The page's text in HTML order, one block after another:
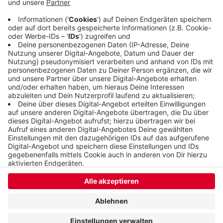
Sachschaden liegt bei rund 4000 Euro.
Veröffentlicht:Donnerstag, 19.05.2022 06:23
Anzeige
Anzeige